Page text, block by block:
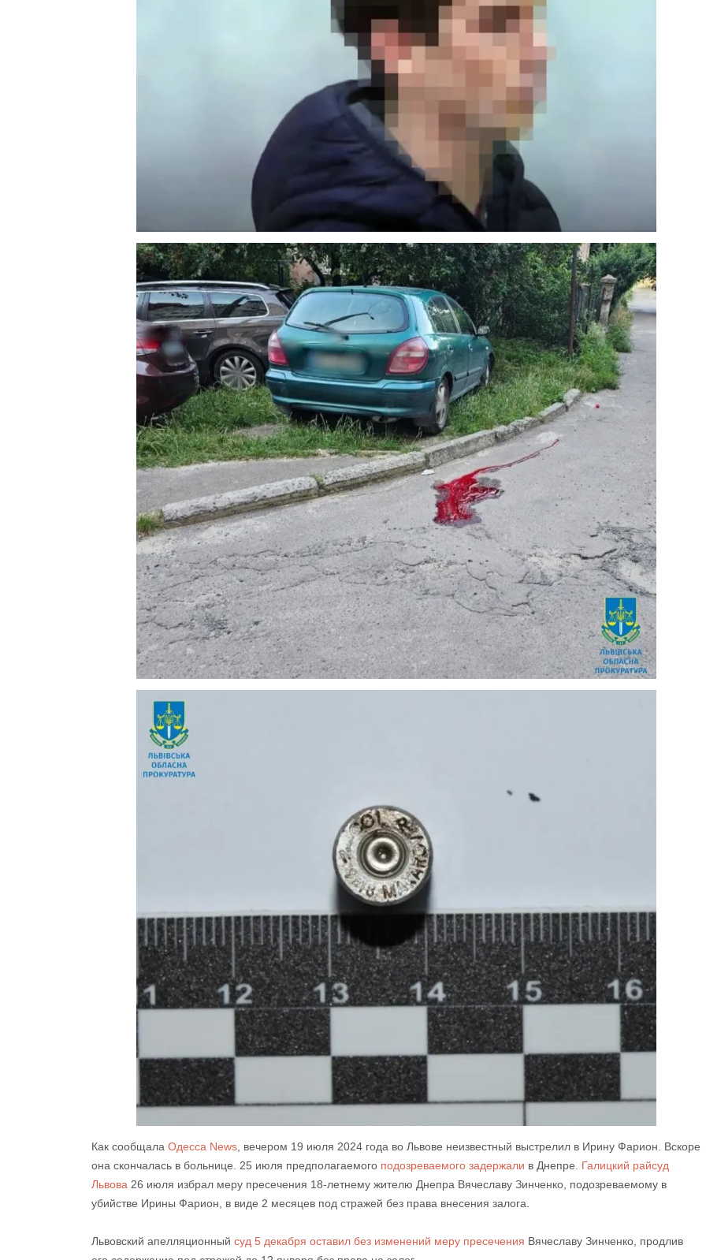
Как сообщала Одесса News, вечером 19 июля 2024 года во Львове неизвестный выстрелил в Ирину Фарион. Вскоре
она скончалась в больнице. 25 июля предполагаемого подозреваемого задержали в Днепре. Галицкий райсуд
Львова 26 июля избрал меру пресечения 18-летнему жителю Днепра Вячеславу Зинченко, подозреваемому в
убийстве Ирины Фарион, в виде 2 месяцев под стражей без права внесения залога.
Львовский апелляционный суд 5 декабря оставил без изменений меру пресечения Вячеславу Зинченко, продлив